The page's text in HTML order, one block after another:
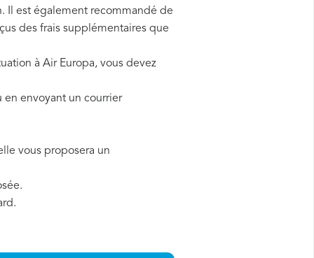
Il est également recommandé de
des frais supplémentaires que
à Air Europa, vous devez
en envoyant un courrier
vous proposera un